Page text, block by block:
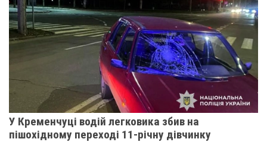
У Кременчуці водій легковика збив на
пішохідному переході 11-річну дівчинку